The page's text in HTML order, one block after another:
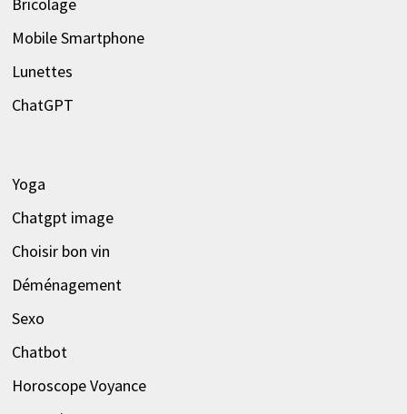
Mobile Smartphone
Lunettes
ChatGPT
Yoga
Chatgpt image
Choisir bon vin
Déménagement
Sexo
Chatbot
Horoscope Voyance